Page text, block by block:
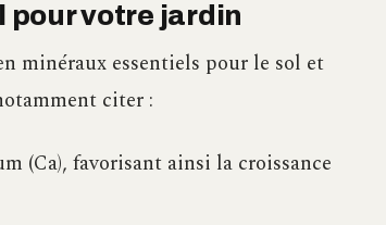
pour votre jardin
minéraux essentiels pour le sol et
citer :
(Ca), favorisant ainsi la croissance